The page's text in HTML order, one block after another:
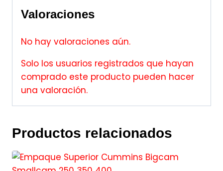
Valoraciones
No hay valoraciones aún.
Solo los usuarios registrados que hayan
comprado este producto pueden hacer
una valoración.
Productos relacionados